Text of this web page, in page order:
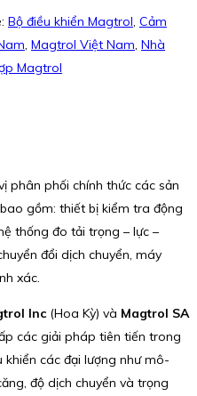
Bộ điều khiển Magtrol, Cảm
, Magtrol Việt Nam, Nhà
Magtrol
phân phối chính thức các sản
gồm: thiết bị kiểm tra động
thống đo tải trọng – lực –
đổi dịch chuyển, máy
xác.
Inc (Hoa Kỳ) và Magtrol SA
các giải pháp tiên tiến trong
các đại lượng như mô-
độ dịch chuyển và trọng